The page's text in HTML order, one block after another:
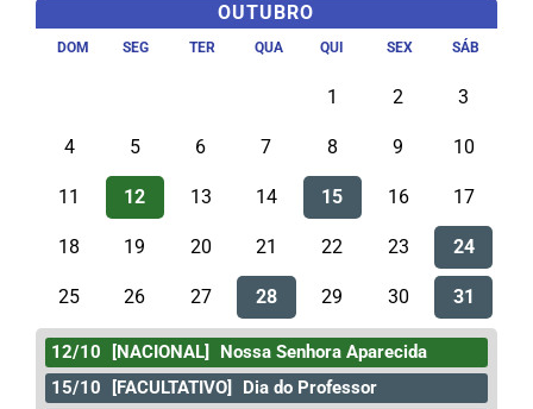
OUTUBRO
DOM SEG TER QUA QUI SEX SÁB
1 2 3
4 5 6 7 8 9 10
11 12 13 14 15 16 17
18 19 20 21 22 23 24
25 26 27 28 29 30 31
12/10 [NACIONAL]
Nossa Senhora Aparecida
15/10
[FACULTATIVO]
Dia do Professor